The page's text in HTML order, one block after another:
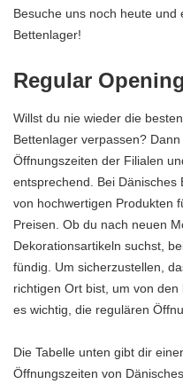
Besuche uns noch heute und
Bettenlager!
Regular
Willst du nie wieder die
Bettenlager verpassen?
Öffnungszeiten der Filialen
entsprechend. Bei Dänisches
von hochwertigen Produkten
Preisen. Ob du nach neuen
Dekorationsartikeln suchst,
fündig. Um sicherzustellen,
richtigen Ort bist, um von
es wichtig, die regulären
Die Tabelle unten gibt dir
Öffnungszeiten von